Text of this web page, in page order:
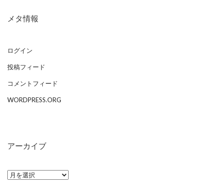
メタ情報
ログイン
投稿フィード
コメントフィード
WORDPRESS.ORG
アーカイブ
ア